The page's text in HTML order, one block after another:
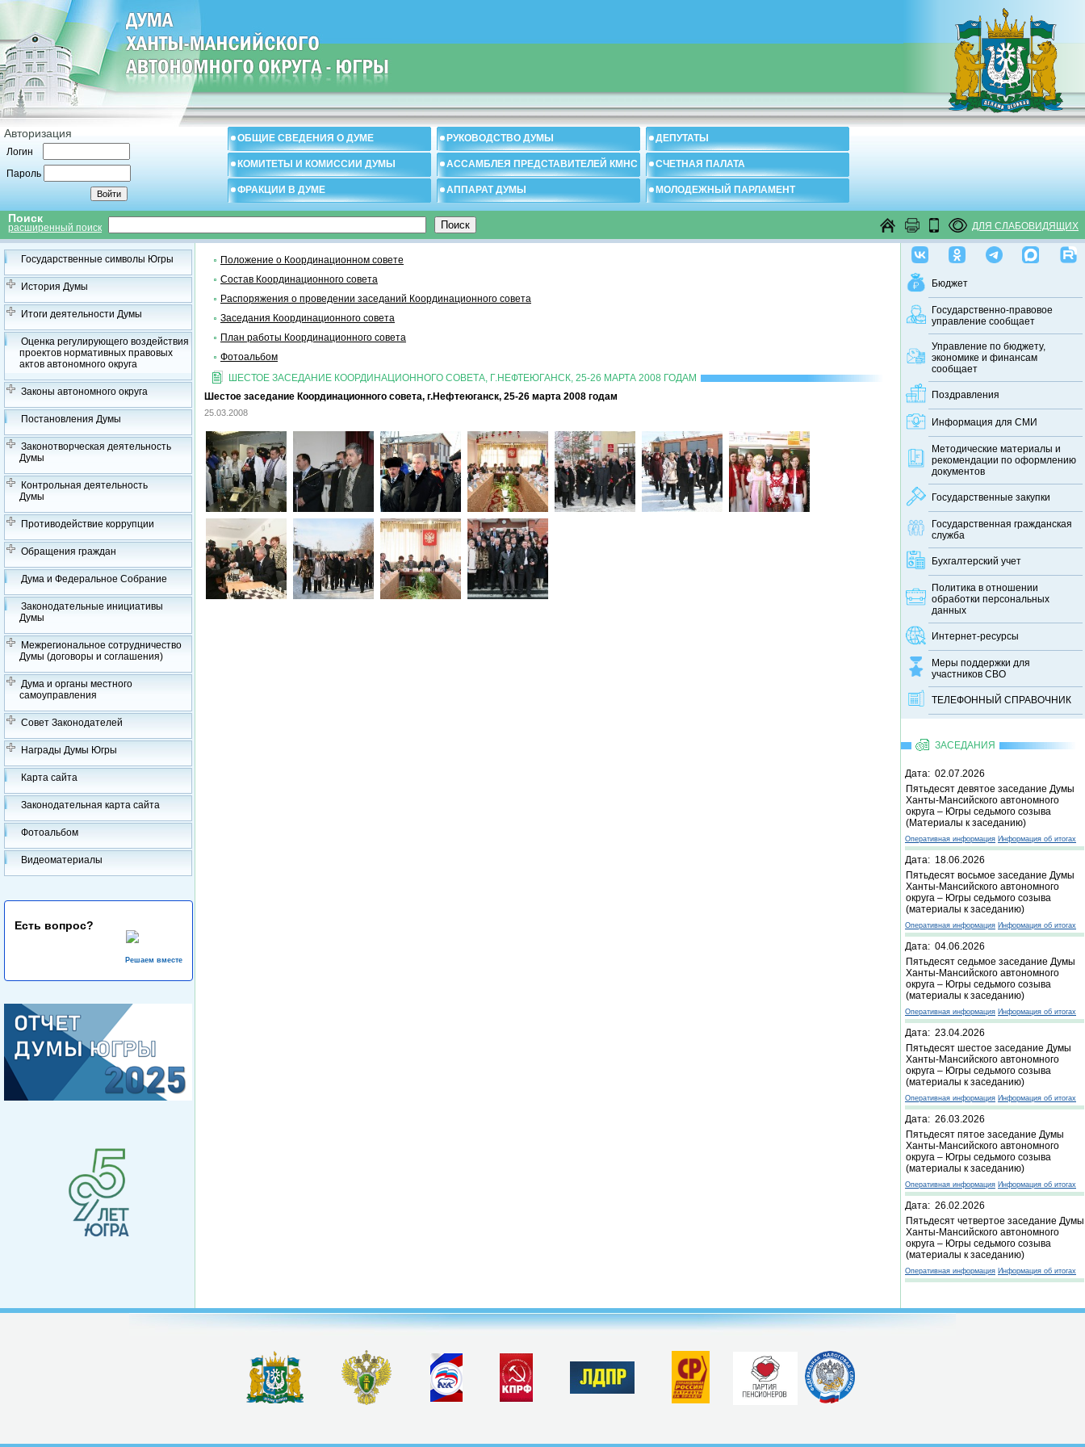
Авторизация
Логин
Пароль
ОБЩИЕ СВЕДЕНИЯ О ДУМЕ РУКОВОДСТВО ДУМЫ ДЕПУТАТЫ
КОМИТЕТЫ И КОМИССИИ ДУМЫ АССАМБЛЕЯ ПРЕДСТАВИТЕЛЕЙ КМНС СЧЕТНАЯ ПАЛАТА
ФРАКЦИИ В ДУМЕ АППАРАТ ДУМЫ МОЛОДЕЖНЫЙ ПАРЛАМЕНТ
Поиск
расширенный поиск ДЛЯ СЛАБОВИДЯЩИХ
Государственные символы Югры
История Думы
Итоги деятельности Думы
Оценка регулирующего воздействия
проектов нормативных правовых
актов автономного округа
Законы автономного округа
Постановления Думы
Законотворческая деятельность
Думы
Контрольная деятельность
Думы
Противодействие коррупции
Обращения граждан
Дума и Федеральное Собрание
Законодательные инициативы
Думы
Межрегиональное сотрудничество
Думы (договоры и соглашения)
Дума и органы местного
самоуправления
Совет Законодателей
Награды Думы Югры
Карта сайта
Законодательная карта сайта
Фотоальбом
Видеоматериалы
Есть вопрос?
Решаем вместе
Бюджет
Государственно-правовое
управление сообщает
Управление по бюджету,
экономике и финансам
сообщает
Поздравления
Информация для СМИ
Методические материалы и
рекомендации по оформлению
документов
Государственные закупки
Государственная гражданская
служба
Бухгалтерский учет
Политика в отношении
обработки персональных
данных
Интернет-ресурсы
Меры поддержки для
участников СВО
ТЕЛЕФОННЫЙ CПРАВОЧНИК
ЗАСЕДАНИЯ
Дата: 02.07.2026
Пятьдесят девятое заседание Думы
Ханты-Мансийского автономного
округа – Югры седьмого созыва
(Материалы к заседанию)
Оперативная информация Информация об итогах
Дата: 18.06.2026
Пятьдесят восьмое заседание Думы
Ханты-Мансийского автономного
округа – Югры седьмого созыва
(материалы к заседанию)
Оперативная информация Информация об итогах
Дата: 04.06.2026
Пятьдесят седьмое заседание Думы
Ханты-Мансийского автономного
округа – Югры седьмого созыва
(материалы к заседанию)
Оперативная информация Информация об итогах
Дата: 23.04.2026
Пятьдесят шестое заседание Думы
Ханты-Мансийского автономного
округа – Югры седьмого созыва
(материалы к заседанию)
Оперативная информация Информация об итогах
Дата: 26.03.2026
Пятьдесят пятое заседание Думы
Ханты-Мансийского автономного
округа – Югры седьмого созыва
(материалы к заседанию)
Оперативная информация Информация об итогах
Дата: 26.02.2026
Пятьдесят четвертое заседание Думы
Ханты-Мансийского автономного
округа – Югры седьмого созыва
(материалы к заседанию)
Оперативная информация Информация об итогах
Положение о Координационном совете
Состав Координационного совета
Распоряжения о проведении заседаний Координационного совета
Заседания Координационного cовета
План работы Координационного совета
Фотоальбом
ШЕСТОЕ ЗАСЕДАНИЕ КООРДИНАЦИОННОГО СОВЕТА, Г.НЕФТЕЮГАНСК, 25-26 МАРТА 2008 ГОДАМ
Шестое заседание Координационного совета, г.Нефтеюганск, 25-26 марта 2008 годам
25.03.2008